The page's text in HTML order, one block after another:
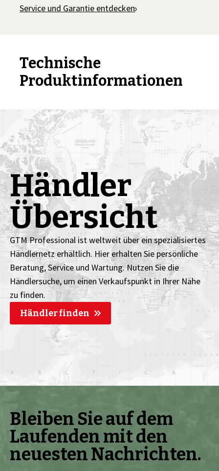
Service und Garantie entdecken
Technische
Produktinformationen
Händler
Übersicht
GTM Professional ist weltweit über ein spezialisiertes
Händlernetz erhältlich. Hier erhalten Sie persönliche
Beratung, Service und Wartung. Nutzen Sie die
Händlersuche, um einen Verkaufspunkt in Ihrer Nähe
zu finden.
Händler finden
Bleiben Sie auf dem
Laufenden mit den
neuesten Nachrichten.